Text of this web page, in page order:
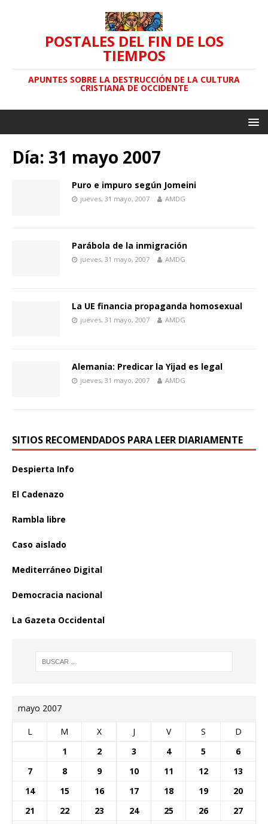
POSTALES DEL FIN DE LOS
TIEMPOS
APUNTES SOBRE LA DESTRUCCIÓN DE LA CULTURA
CRISTIANA DE OCCIDENTE
Día: 31 mayo 2007
Puro e impuro según Jomeini
jueves, 31 mayo, 2007 AMDG
Parábola de la inmigración
jueves, 31 mayo, 2007 AMDG
La UE financia propaganda homosexual
jueves, 31 mayo, 2007 AMDG
Alemania: Predicar la Yijad es legal
jueves, 31 mayo, 2007 AMDG
SITIOS RECOMENDADOS PARA LEER DIARIAMENTE
Despierta Info
El Cadenazo
Rambla libre
Caso aislado
Mediterráneo Digital
Democracia nacional
La Gazeta Occidental
mayo 2007
L M X J V S D
1 2 3 4 5
6
7
8 9 10 11 12
13
14
15 16 17 18 19
20
21
22 23 24 25 26
27